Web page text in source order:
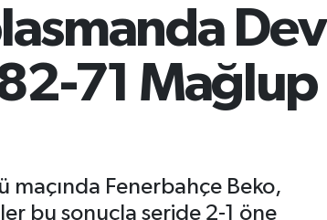
%-1.82
Dev
71 Mağlup
maçında Fenerbahçe Beko,
bu sonuçla seride 2-1 öne